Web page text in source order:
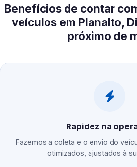
Benefícios de contar
veículos em Planalto,
próximo de
Rapidez na
Fazemos a coleta e o envio do
otimizados, ajustados à